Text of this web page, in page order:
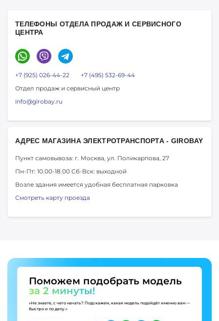
ТЕЛЕФОНЫ ОТДЕЛА ПРОДАЖ И СЕРВИСНОГО
ЦЕНТРА
+7 (925) 026-44-22
+7 (495) 532-69-44
Отдел продаж и сервисный центр
info@girobay.ru
АДРЕС МАГАЗИНА ЭЛЕКТРОТРАНСПОРТА - GIROBAY
Пункт самовывоза: г. Москва, ул. Поликарпова, 27
Пн-Пт: 10.00-18.00 Сб-Вск: выходной
Возле здания имеется удобная бесплатная парковка
Смотреть карту проезда
Поможем подобрать модель
за 2 минуты!
«Не знаете, с чего начать? Подскажем, какая модель подойдёт именно вам —
быстро и по делу.»